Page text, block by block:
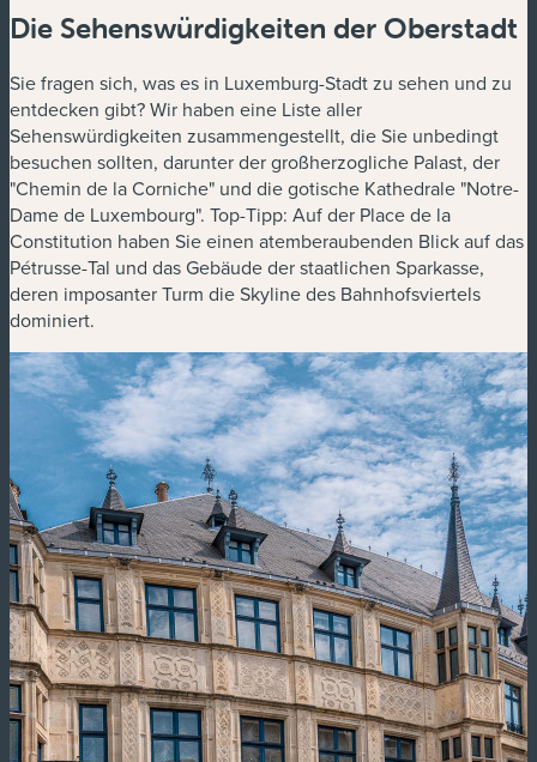
Die Sehenswürdigkeiten der Oberstadt
Sie fragen sich, was es in Luxemburg-Stadt zu sehen und zu
entdecken gibt? Wir haben eine Liste aller
Sehenswürdigkeiten zusammengestellt, die Sie unbedingt
besuchen sollten, darunter der großherzogliche Palast, der
"Chemin de la Corniche" und die gotische Kathedrale "Notre-
Dame de Luxembourg". Top-Tipp: Auf der Place de la
Constitution haben Sie einen atemberaubenden Blick auf das
Pétrusse-Tal und das Gebäude der staatlichen Sparkasse,
deren imposanter Turm die Skyline des Bahnhofsviertels
dominiert.